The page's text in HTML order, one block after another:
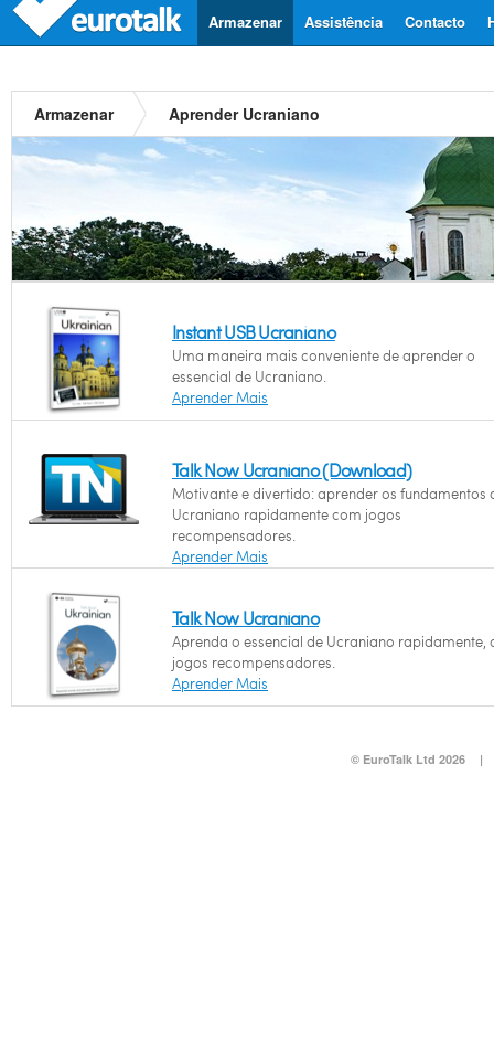
Contacto
Assistência
Armazenar
Armazenar Aprender Ucraniano
Instant USB Ucraniano
Uma maneira mais conveniente de aprender o
essencial de Ucraniano.
Aprender Mais
Talk Now Ucraniano (Download)
Motivante e divertido: aprender os fundamentos
Ucraniano rapidamente com jogos
recompensadores.
Aprender Mais
Talk Now Ucraniano
Aprenda o essencial de Ucraniano rapidamente,
jogos recompensadores.
Aprender Mais
© EuroTalk Ltd 2026 |